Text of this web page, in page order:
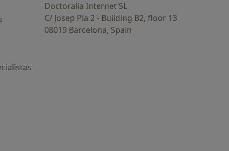
Doctoralia Internet SL
C/ Josep Pla 2 - Building B2, floor 13
08019 Barcelona, Spain